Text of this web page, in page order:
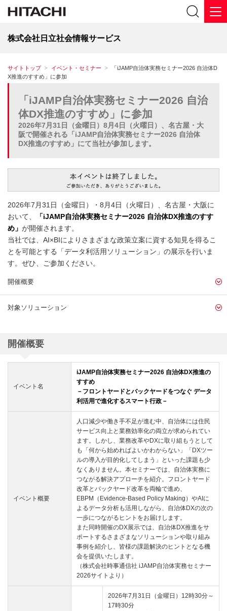
株式会社日立社会情報サービス
サイトトップ イベント・セミナー
「iJAMP自治体実務セミナー2026 自治体D
X推進のすすめ」に参加
「iJAMP自治体実務セミナー2026 自治
体DX推進のすすめ」に参加
2026年7月31日（金曜日）8月4日（火曜日）、名古屋・大
阪で開催される「iJAMP自治体実務セミナー2026 自治体
DX推進のすすめ」にて当社が参加します。
2026年7月31日（金曜日）・8月4日（火曜日）、名古屋・大阪に
おいて、
「iJAMP自治体実務セミナー2026 自治体DX推進のすす
め」 が開催されます。
当社では、AI×BIによりさまざまな政策立案に資する知見を得るこ
とを可能とする「データ利活用ソリューション」の展示を行いま
す。ぜひ、ご参加ください。
開催概要
対象ソリューション
開催概要
イベント名
iJAMP自治体実務セミナー2026 自治体DX推進の
すすめ
－フロントヤードとバックヤードをつなぐ データ
利活用で進化するスマート行政－
イベント概要
人口減少や働き手不足が進む中、自治体には住民
サービス向上と業務効率化の両立が求められてい
ます。しかし、業務改革やDXに取り組もうとして
も「何から始めればよいかわからない」「DXツー
ルの導入が目的化してしまう」といった課題も少
なくありません。本セミナーでは、自治体実務に
つながる解決アプローチを紹介。フロントヤード
改革とバックヤード改革を両輪で進め、
EBPM（Evidence-Based Policy Making）やAIに
よるデータ分析も活用しながら、自治体DXの次の
一歩につながるヒントをお届けします。
また同時開催のDX展示では、自治体DX推進をサ
ポートするさまざまなソリューションや取り組み
事例を紹介し、皆様の課題解決のヒントとなる機
会を提供いたします。
（株式会社時事通信社 iJAMP自治体実務セミナー
2026サイトより）
2026年7月31日（金曜日）12時30分～
17時30分